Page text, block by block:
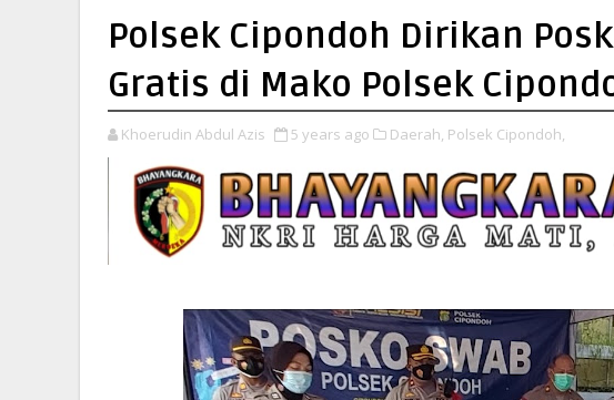
Polsek Cipondoh Dirikan
Gratis di Mako Polsek
Khoerudin Abdul Azis 5 years ago Daerah, Polsek Cipondoh,